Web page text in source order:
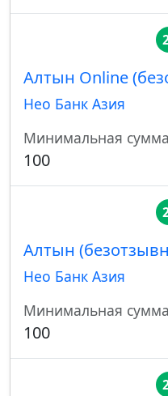
Алтын Online
Нео Банк Азия
Минимальная
100
Алтын
Нео Банк Азия
Минимальная
100